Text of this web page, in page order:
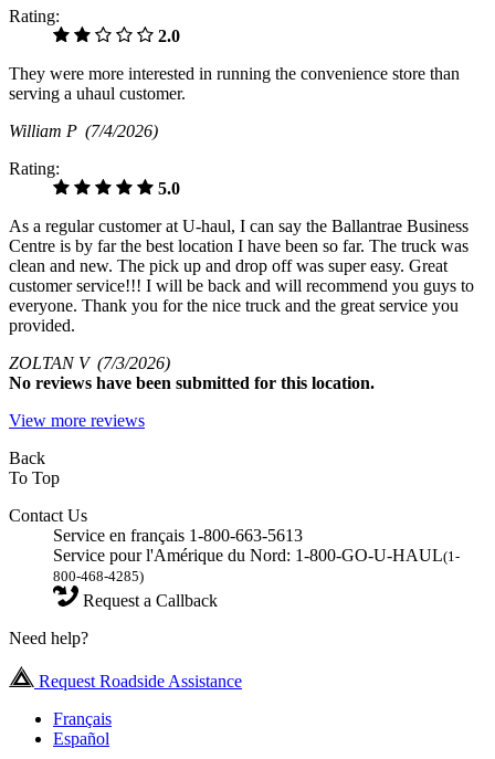
Rating:
2.0
They were more interested in running the convenience store than
serving a uhaul customer.
William P (7/4/2026)
Rating:
5.0
As a regular customer at U-haul, I can say the Ballantrae Business
Centre is by far the best location I have been so far. The truck was
clean and new. The pick up and drop off was super easy. Great
customer service!!! I will be back and will recommend you guys to
everyone. Thank you for the nice truck and the great service you
provided.
ZOLTAN V (7/3/2026)
No reviews have been submitted for this location.
View more reviews
Back
To Top
Contact Us
Service en français 1-800-663-5613
Service pour l'Amérique du Nord: 1-800-GO-U-HAUL(1-
800-468-4285)
Request a Callback
Need help?
Request Roadside Assistance
Français
Español